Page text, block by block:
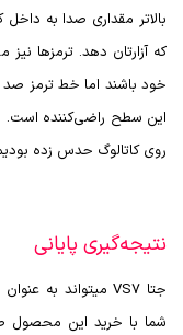
بالاتر مقداری صدا به
که آزارتان دهد. ترمزها
این سطح راضی‌کننده است.
روی کاتالوگ حدس زده
نتیجه‌گیری پایانی
جتا VS7میتواند به
شما با خرید این محصول